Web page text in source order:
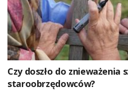
Czy doszło do znieważenia
staroobrzędowców?